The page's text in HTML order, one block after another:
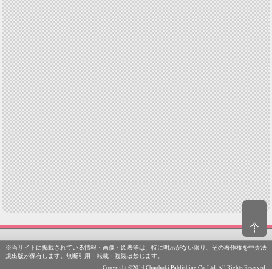
※当サイトに掲載されている情報・画像・図表等は、特に明示がない限り、その著作権を中央法
規出版が保有します。無断引用・転載・複製は禁じます。